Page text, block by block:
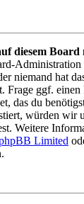
diesem
Administration
niemand hat
Frage ggf.
das du
würden wir
Weitere
Limited